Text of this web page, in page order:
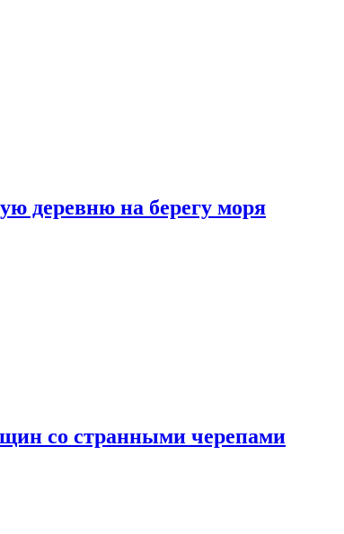
деревню на берегу моря
со странными черепами